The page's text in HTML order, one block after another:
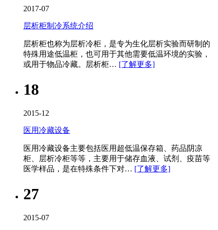
2017-07
层析柜制冷系统介绍
层析柜也称为层析冷柜​，是专为生化层析实验而研制的
特殊用途低温柜，也可用于其他需要低温环境的实验，
或用于物品冷藏。层析柜… [了解更多]
18
2015-12
医用冷藏设备
医用冷藏设备主要包括医用超低温保存箱、药品阴凉
柜、层析冷柜等等，主要用于储存血液、试剂、疫苗等
医学样品，是在特殊条件下对… [了解更多]
27
2015-07